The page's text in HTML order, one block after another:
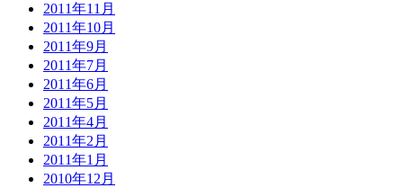
2011年11月
2011年10月
2011年9月
2011年7月
2011年6月
2011年5月
2011年4月
2011年2月
2011年1月
2010年12月